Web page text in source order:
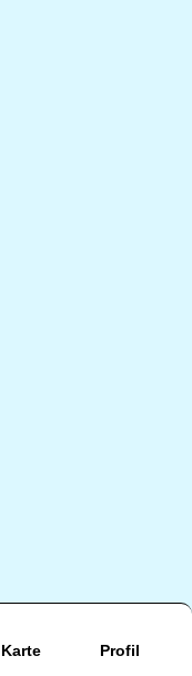
Karte Profil